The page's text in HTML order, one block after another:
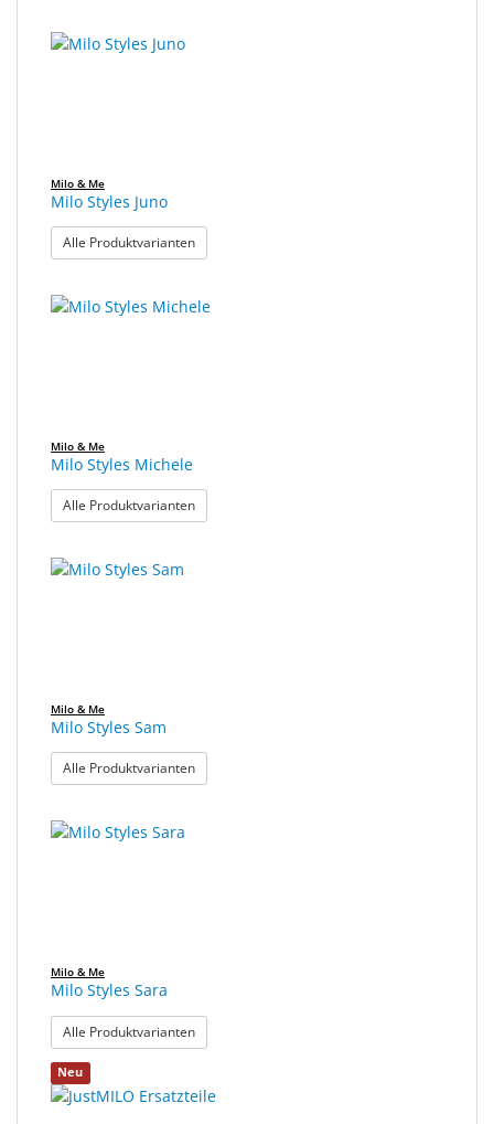
Milo & Me
Milo Styles Juno
Alle Produktvarianten: Milo Styles Juno
Milo & Me
Milo Styles Michele
Alle Produktvarianten: Milo Styles Michele
Milo & Me
Milo Styles Sam
Alle Produktvarianten: Milo Styles Sam
Milo & Me
Milo Styles Sara
Alle Produktvarianten: Milo Styles Sara
Neu